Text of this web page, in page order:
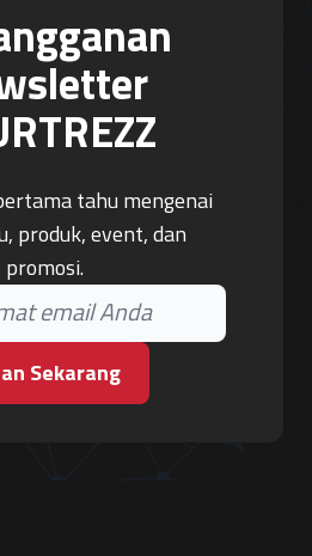
tahu mengenai
produk, event, dan
promosi.
Sekarang